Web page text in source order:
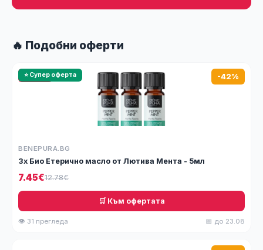
🔥 Подобни оферти
🔥 HOT
⭐ Супер оферта -42%
BENEPURA.BG
3x Био Етерично масло от Лютива Мента - 5мл
7.45€12.78€
🛒 Към офертата
👁 31 прегледа 📅 до 23.08